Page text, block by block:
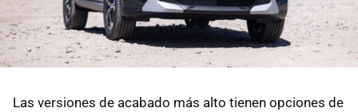
Las versiones de acabado más alto tienen opciones de